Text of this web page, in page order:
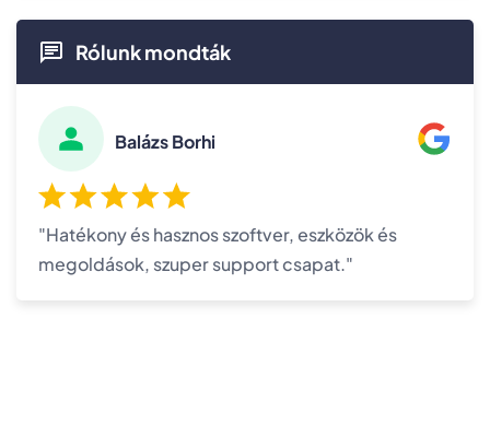
Rólunk mondták
Balázs Borhi
"Hatékony és hasznos szoftver, eszközök és
megoldások, szuper support csapat."